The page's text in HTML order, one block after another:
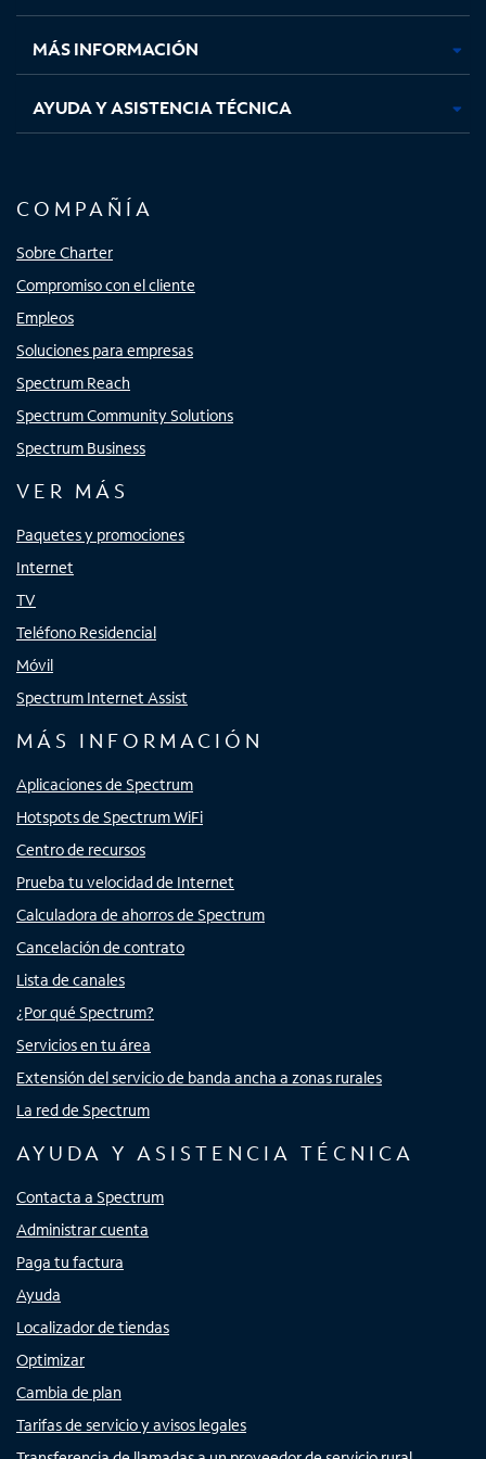
nuevanuevanuevanueva
MÁS INFORMACIÓN
AYUDA Y ASISTENCIA TÉCNICA
COMPAÑÍA
Sobre Charter
Compromiso con el cliente
Empleos
Soluciones para empresas
Spectrum Reach
Spectrum Community Solutions
Spectrum Business
VER MÁS
Paquetes y promociones
Internet
TV
Teléfono Residencial
Móvil
Spectrum Internet Assist
MÁS INFORMACIÓN
Aplicaciones de Spectrum
Hotspots de Spectrum WiFi
Centro de recursos
Prueba tu velocidad de Internet
Calculadora de ahorros de Spectrum
Cancelación de contrato
Lista de canales
¿Por qué Spectrum?
Servicios en tu área
Extensión del servicio de banda ancha a zonas rurales
La red de Spectrum
AYUDA Y ASISTENCIA TÉCNICA
Contacta a Spectrum
Administrar cuenta
Paga tu factura
Ayuda
Localizador de tiendas
Optimizar
Cambia de plan
Tarifas de servicio y avisos legales